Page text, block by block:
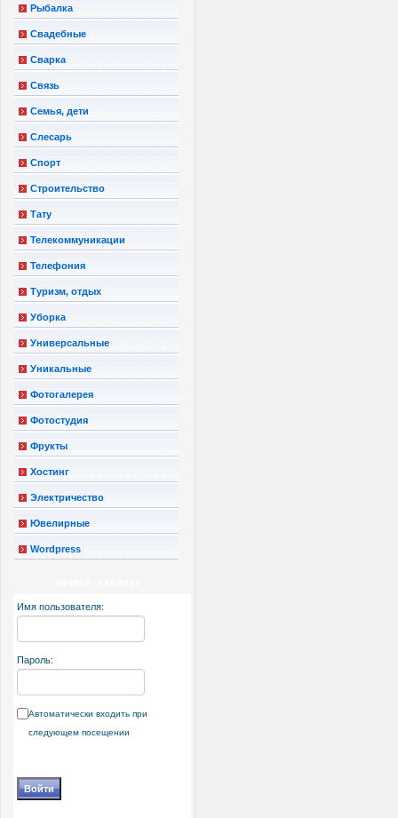
Рыбалка
Свадебные
Сварка
Связь
Семья, дети
Слесарь
Спорт
Строительство
Тату
Телекоммуникации
Телефония
Туризм, отдых
Уборка
Универсальные
Уникальные
Фотогалерея
Фотостудия
Фрукты
Хостинг
Электричество
Ювелирные
Wordpress
Имя пользователя:
Пароль:
Автоматически входить при
следующем посещении